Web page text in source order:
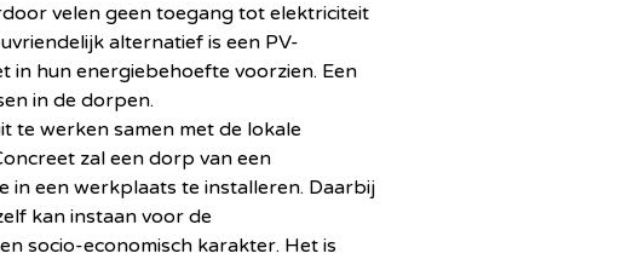
velen geen toegang tot elektriciteit
alternatief is een PV-
in hun energiebehoefte voorzien. Een
in de dorpen.
te werken samen met de lokale
zal een dorp van een
een werkplaats te installeren. Daarbij
kan instaan voor de
socio-economisch karakter. Het is